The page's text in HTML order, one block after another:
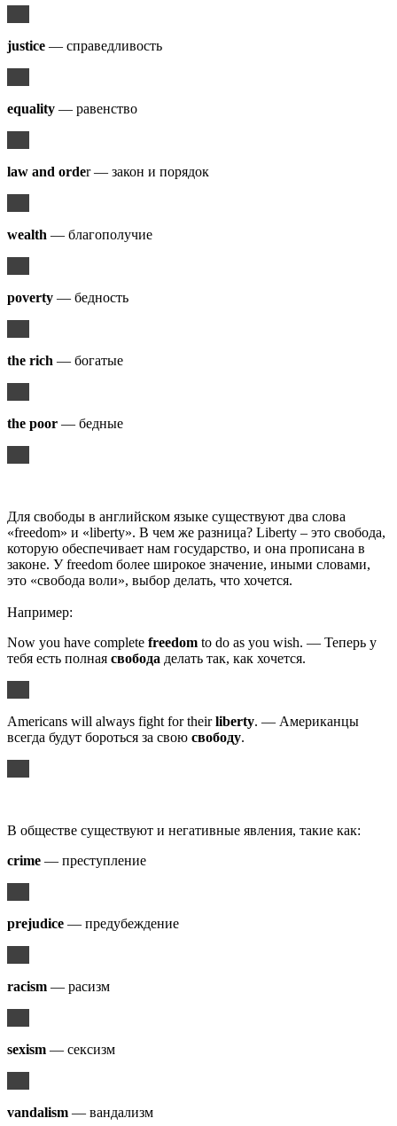
justice — справедливость
equality — равенство
law and order — закон и порядок
wealth — благополучие
poverty — бедность
the rich — богатые
the poor — бедные
Для свободы в английском языке существуют два слова
«freedom» и «liberty». В чем же разница? Liberty – это свобода,
которую обеспечивает нам государство, и она прописана в
законе. У freedom более широкое значение, иными словами,
это «свобода воли», выбор делать, что хочется.
Например:
Now you have complete freedom to do as you wish. — Теперь у
тебя есть полная свобода делать так, как хочется.
Americans will always fight for theirliberty. — Американцы
всегда будут бороться за свою свободу.
В обществе существуют и негативные явления, такие как:
crime — преступление
prejudice — предубеждение
racism — расизм
sexism — сексизм
vandalism — вандализм